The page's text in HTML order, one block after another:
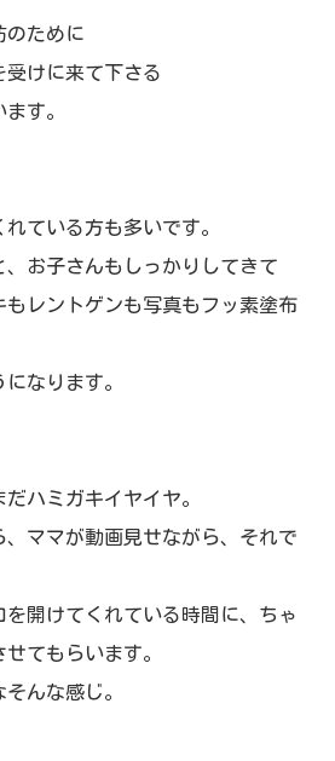
のために
けに来て下さる
す。
ている方も多いです。
お子さんもしっかりしてきて
もレントゲンも写真もフッ素塗布
なります。
ハミガキイヤイヤ。
ママが動画見せながら、 それで
開けてくれている時間に、ちゃ
せてもらいます。
んな感じ。